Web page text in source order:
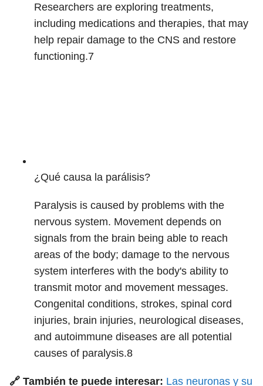
Researchers are exploring treatments,
including medications and therapies, that may
help repair damage to the CNS and restore
functioning.7
¿Qué causa la parálisis?
Paralysis is caused by problems with the
nervous system. Movement depends on
signals from the brain being able to reach
areas of the body; damage to the nervous
system interferes with the body's ability to
transmit motor and movement messages.
Congenital conditions, strokes, spinal cord
injuries, brain injuries, neurological diseases,
and autoimmune diseases are all potential
causes of paralysis.8
🔗 También te puede interesar: Las neuronas y su